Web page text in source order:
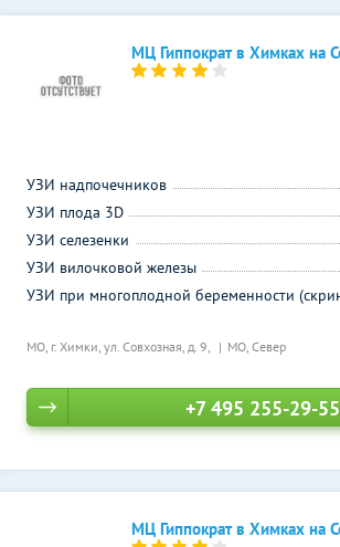
МЦ Гиппократ в Химках на
МО, г. Химки, ул. Совхозная, д. 9, МО, Север
УЗИ надпочечников
УЗИ плода 3D
УЗИ селезенки
УЗИ вилочковой железы
УЗИ при многоплодной беременности
+7 495 255-29-55
МЦ Гиппократ в Химках на